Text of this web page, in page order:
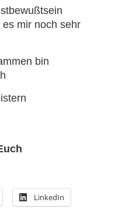
mir noch sehr
bin
LinkedIn